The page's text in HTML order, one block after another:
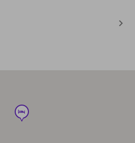
hotel